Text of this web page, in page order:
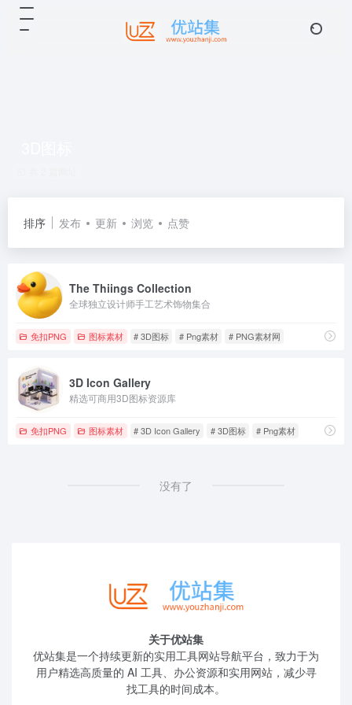
排序 发布 更新 浏览 点赞
The Thiings Collection
全球独立设计师手工艺术饰物集合
免扣PNG 图标素材 # 3D图标 # Png素材 # PNG素材网
3D Icon Gallery
精选可商用3D图标资源库
免扣PNG 图标素材 # 3D Icon Gallery # 3D图标 # Png素材
没有了
关于优站集
优站集是一个持续更新的实用工具网站导航平台，致力于为
用户精选高质量的 AI 工具、办公资源和实用网站，减少寻
找工具的时间成本。